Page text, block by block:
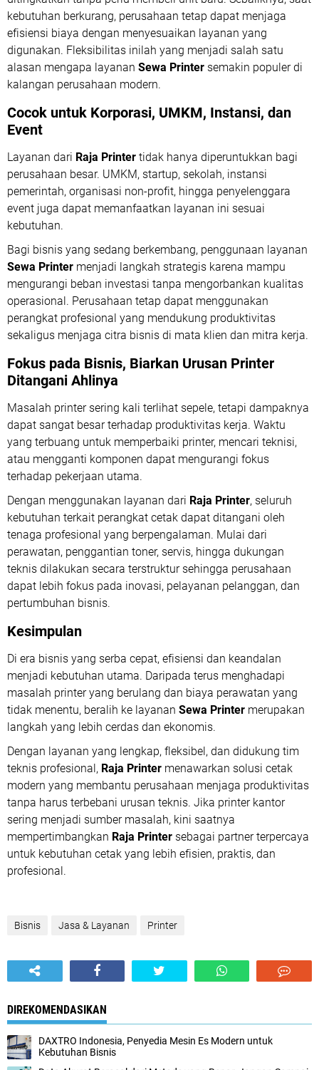
kebutuhan berkurang, perusahaan tetap dapat menjaga
efisiensi biaya dengan menyesuaikan layanan yang
digunakan. Fleksibilitas inilah yang menjadi salah satu
alasan mengapa layanan Sewa Printer semakin populer di
kalangan perusahaan modern.
Cocok untuk Korporasi, UMKM, Instansi, dan
Event
Layanan dari Raja Printer tidak hanya diperuntukkan bagi
perusahaan besar. UMKM, startup, sekolah, instansi
pemerintah, organisasi non-profit, hingga penyelenggara
event juga dapat memanfaatkan layanan ini sesuai
kebutuhan.
Bagi bisnis yang sedang berkembang, penggunaan layanan
Sewa Printer menjadi langkah strategis karena mampu
mengurangi beban investasi tanpa mengorbankan kualitas
operasional. Perusahaan tetap dapat menggunakan
perangkat profesional yang mendukung produktivitas
sekaligus menjaga citra bisnis di mata klien dan mitra kerja.
Fokus pada Bisnis, Biarkan Urusan Printer
Ditangani Ahlinya
Masalah printer sering kali terlihat sepele, tetapi dampaknya
dapat sangat besar terhadap produktivitas kerja. Waktu
yang terbuang untuk memperbaiki printer, mencari teknisi,
atau mengganti komponen dapat mengurangi fokus
terhadap pekerjaan utama.
Dengan menggunakan layanan dari Raja Printer, seluruh
kebutuhan terkait perangkat cetak dapat ditangani oleh
tenaga profesional yang berpengalaman. Mulai dari
perawatan, penggantian toner, servis, hingga dukungan
teknis dilakukan secara terstruktur sehingga perusahaan
dapat lebih fokus pada inovasi, pelayanan pelanggan, dan
pertumbuhan bisnis.
Kesimpulan
Di era bisnis yang serba cepat, efisiensi dan keandalan
menjadi kebutuhan utama. Daripada terus menghadapi
masalah printer yang berulang dan biaya perawatan yang
tidak menentu, beralih ke layanan Sewa Printer merupakan
langkah yang lebih cerdas dan ekonomis.
Dengan layanan yang lengkap, fleksibel, dan didukung tim
teknis profesional, Raja Printer menawarkan solusi cetak
modern yang membantu perusahaan menjaga produktivitas
tanpa harus terbebani urusan teknis. Jika printer kantor
sering menjadi sumber masalah, kini saatnya
mempertimbangkan Raja Printer sebagai partner terpercaya
untuk kebutuhan cetak yang lebih efisien, praktis, dan
profesional.
Bisnis Jasa & Layanan Printer
DIREKOMENDASIKAN
DAXTRO Indonesia, Penyedia Mesin Es Modern untuk
Kebutuhan Bisnis